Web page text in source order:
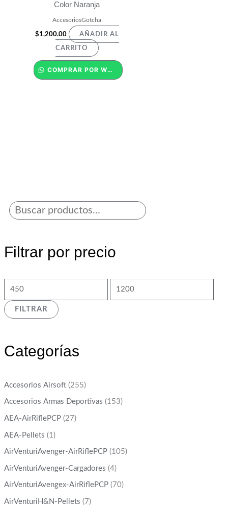
Filtrar por precio
FILTRAR
Categorías
Accesorios Airsoft (255)
Accesorios Armas Deportivas (153)
AEA-AirRiflePCP (27)
AEA-Pellets (1)
AirVenturiAvenger-AirRiflePCP (105)
AirVenturiAvenger-Cargadores (4)
AirVenturiAvengex-AirRiflePCP (70)
AirVenturiH&N-Pellets (7)
Color Naranja
AccesoriosGotcha
$1,200.00 AÑADIR AL
CARRITO
COMPRAR POR WHATSAPP